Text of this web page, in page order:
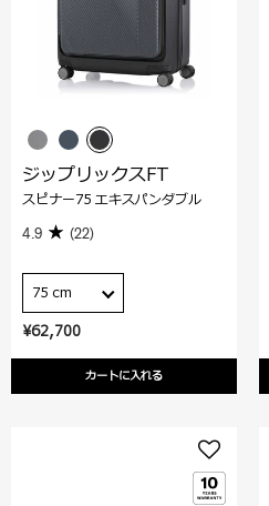
¥62,700
カートに入れる
ジップリックスFT
スピナー75 エキスパンダブル
4.9 (22)
75 cm